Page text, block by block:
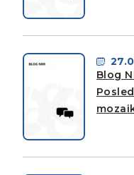
Blog